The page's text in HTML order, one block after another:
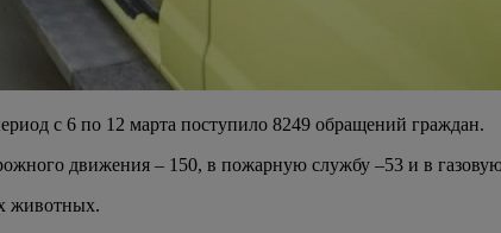
с 6 по 12 марта поступило 8249 обращений граждан.
движения – 150, в пожарную службу –53 и в
животных.